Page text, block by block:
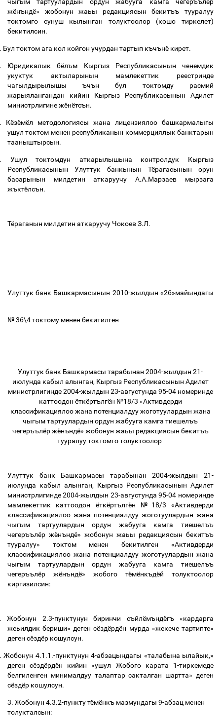
жёнъндё» жобонун жаьы редакциясын бекитъъ тууралуу
токтомго сунуш кылынган толуктоолор (кошо тиркелет)
бекитилсин.
Бул токтом ага кол койгон учурдан тартып къчънё кирет.
Юридикалык бёлъм Кыргыз Республикасынын ченемдик
укуктук актыларынын мамлекеттик реестринде
чагылдырылышы ъчън бул токтомду расмий
жарыялангандан кийин Кыргыз Республикасынын Адилет
министрлигине жёнётсън.
Кёзёмёл методологиясы жана лицензиялоо башкармалыгы
ушул токтом менен республиканын коммерциялык банктарын
тааныштырсын.
Ушул токтомдун аткарылышына контролдук Кыргыз
Республикасынын Улуттук банкынын Тёрагасынын орун
басарынын милдетин аткаруучу А.А.Марзаев мырзага
жъктёлсън.
Тёраганын милдетин аткаруучу Чокоев З.Л.
Улуттук банк Башкармасынын 2010-жылдын «26»майындагы
№ 36\4 токтому менен бекитилген
Улуттук банк Башкармасы тарабынан 2004-жылдын 21-
июлунда кабыл алынган, Кыргыз Республикасынын Адилет
министрлигинде 2004-жылдын 23-августунда 95-04 номеринде
каттоодон ёткёртългён №18/3 «Активдерди
классификациялоо жана потенциалдуу жоготуулардын жана
чыгым тартуулардын ордун жабууга камга тиешелъъ
чегеръълёр жёнъндё» жобонун жаьы редакциясын бекитъъ
тууралуу токтомго толуктоолор
Улуттук банк Башкармасы тарабынан 2004-жылдын 21-
июлунда кабыл алынган, Кыргыз Республикасынын Адилет
министрлигинде 2004-жылдын 23-августунда 95-04 номеринде
мамлекеттик каттоодон ёткёртългён №18/3 «Активдерди
классификациялоо жана потенциалдуу жоготуулардын жана
чыгым тартуулардын ордун жабууга камга тиешелъъ
чегеръълёр жёнъндё» жобонун жаьы редакциясын бекитъъ
тууралуу» токтом менен бекитилген «Активдерди
классификациялоо жана потенциалдуу жоготуулардын жана
чыгым тартуулардын ордун жабууга камга тиешелъъ
чегеръълёр жёнъндё» жобого тёмёнкъдёй толуктоолор
киргизилсин:
Жобонун 2.3-пунктунун биринчи съйлёмъндёгъ «кардарга
жеьилдик бериши» деген сёздёрдён мурда «жекече тартипте»
деген сёздёр кошулсун.
Жобонун 4.1.1.-пунктунун 4-абзацындагы «талабына ылайык,»
деген сёздёрдён кийин «ушул Жобого карата 1-тиркемеде
белгиленген минималдуу талаптар сакталган шартта» деген
сёздёр кошулсун.
3. Жобонун 4.3.2-пункту тёмёнкъ мазмундагы 9-абзац менен
толукталсын: